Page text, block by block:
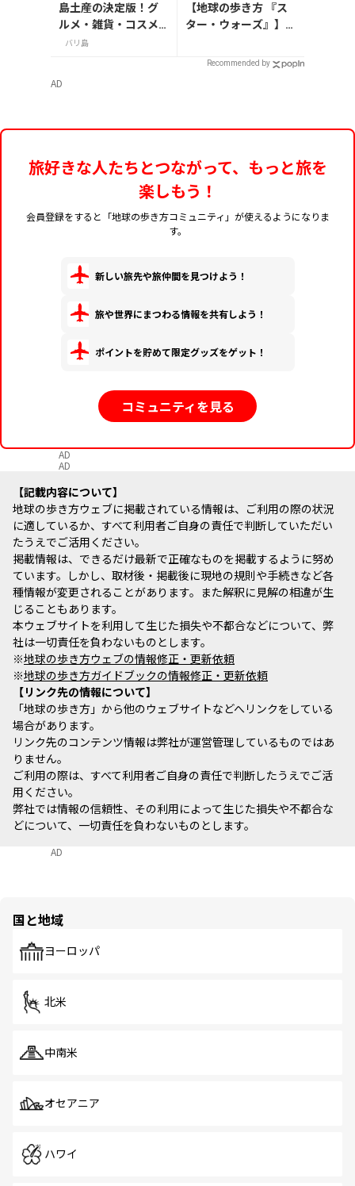
島土産の決定版！グ
ルメ・雑貨・コスメ
のおすすめ20選
バリ島
【地球の歩き方 『ス
ター・ウォーズ』】が
定版はホログラム仕様
Recommended by
AD
旅好きな人たちとつながって、もっと旅を
楽しもう！
会員登録をすると「地球の歩き方コミュニティ」が使えるようになりま
す。
新しい旅先や旅仲間を見つけよう！
旅や世界にまつわる情報を共有しよう！
ポイントを貯めて限定グッズをゲット！
コミュニティを見る
AD
AD
記載内容について
地球の歩き方ウェブに掲載されている情報は、ご利用の際の状況
に適しているか、すべて利用者ご自身の責任で判断していただい
たうえでご活用ください。
掲載情報は、できるだけ最新で正確なものを掲載するように努め
ています。しかし、取材後・掲載後に現地の規則や手続きなど各
種情報が変更されることがあります。また解釈に見解の相違が生
じることもあります。
本ウェブサイトを利用して生じた損失や不都合などについて、弊
社は一切責任を負わないものとします。
※地球の歩き方ウェブの情報修正・更新依頼
※地球の歩き方ガイドブックの情報修正・更新依頼
リンク先の情報について
「地球の歩き方」から他のウェブサイトなどへリンクをしている
場合があります。
リンク先のコンテンツ情報は弊社が運営管理しているものではあ
りません。
ご利用の際は、すべて利用者ご自身の責任で判断したうえでご活
用ください。
弊社では情報の信頼性、その利用によって生じた損失や不都合な
どについて、一切責任を負わないものとします。
AD
国と地域
ヨーロッパ
北米
中南米
オセアニア
ハワイ